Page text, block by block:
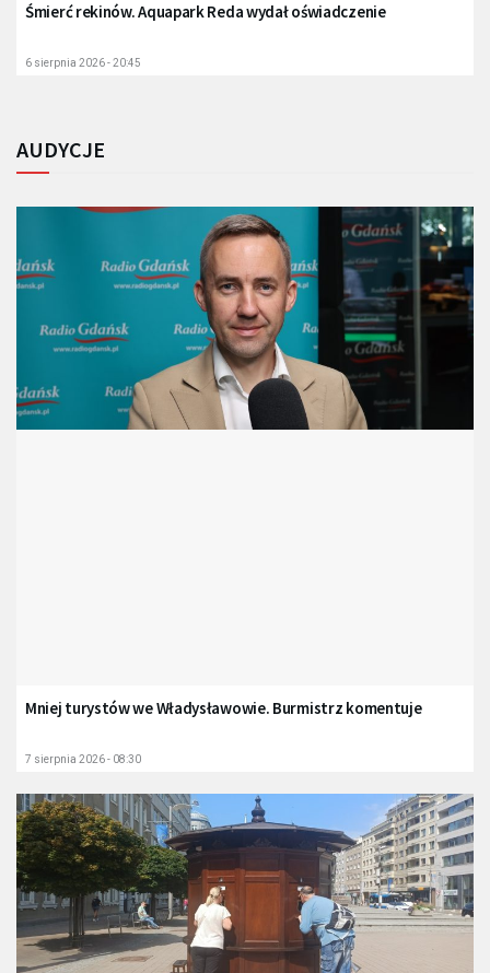
Śmierć rekinów. Aquapark Reda wydał oświadczenie
6 sierpnia 2026 - 20:45
AUDYCJE
Mniej turystów we Władysławowie. Burmistrz komentuje
7 sierpnia 2026 - 08:30